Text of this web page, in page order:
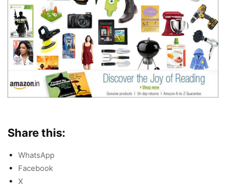
Share this:
WhatsApp
Facebook
X